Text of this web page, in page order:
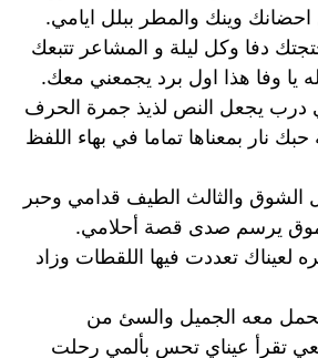
احضانك وينك والمطر ببلل ايامي.
دفا وكل ليلة و المشاعر تتبعك
يا وفا هذا اول برد يجمعني معك.
درب يجعل النص لذيذ جمرة الحرف
نار بمعناها تماما في بهاء اللفظ
الشوق والثالث الطيف قدامي وحبر
يرسم صدى قصة أحلامي.
لعيناك تعددت فيها اللقطات وزاد
معه الجميل والسئ من
تقرأ عيناي تحس بألمي رحلت